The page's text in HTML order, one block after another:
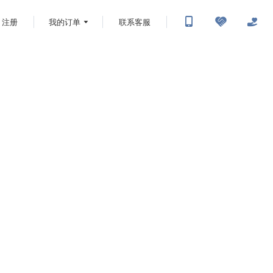
注册 我的订单 联系客服